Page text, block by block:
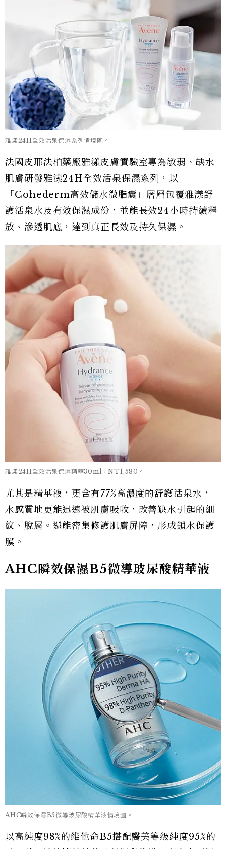
雅漾24H全效活泉保濕系列情境圖。
法國皮耶法柏藥廠雅漾皮膚實驗室專為敏弱、缺水
肌膚研發雅漾24H全效活泉保濕系列，以
「Cohederm高效儲水微脂囊」層層包覆雅漾舒
護活泉水及有效保濕成份，並能長效24小時持續釋
放、滲透肌底，達到真正長效及持久保濕。
雅漾24H全效活泉保濕精華30ml，NT1,580。
尤其是精華液，更含有77%高濃度的舒護活泉水，
水感質地更能迅速被肌膚吸收，改善缺水引起的細
紋、脫屑。還能密集修護肌膚屏障，形成鎖水保護
膜。
AHC瞬效保濕B5微導玻尿酸精華液
AHC瞬效保濕B5微導玻尿酸精華液情境圖。
以高純度98%的維他命B5搭配醫美等級純度95%的